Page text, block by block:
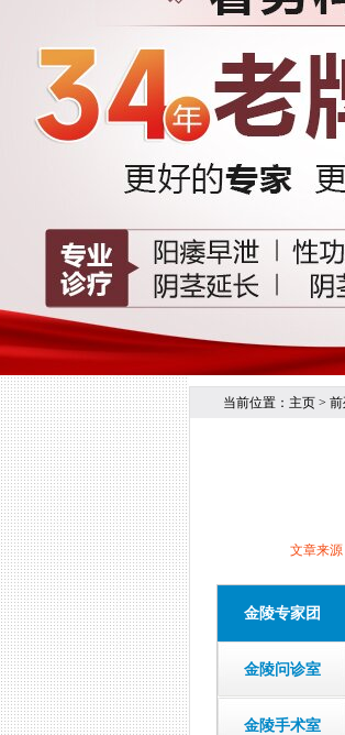
当前位置： 主页 > 前
文章来
金陵专家团
金陵问诊室
金陵手术室